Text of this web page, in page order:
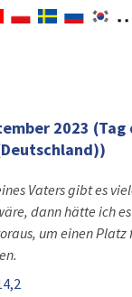
2023 (Tag
Vaters gibt es
dann hätte ich
um einen Platz